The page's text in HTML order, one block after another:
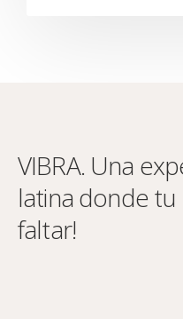
VIBRA. Una
latina donde
faltar!